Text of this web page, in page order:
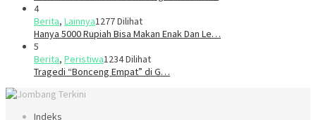
4
Berita, Lainnya1277 Dilihat
Hanya 5000 Rupiah Bisa Makan Enak Dan Le…
5
Berita, Peristiwa1234 Dilihat
Tragedi “Bonceng Empat” di G…
Indeks